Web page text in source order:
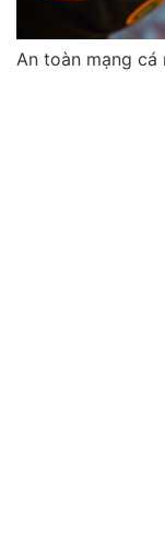
An toàn mạng cá